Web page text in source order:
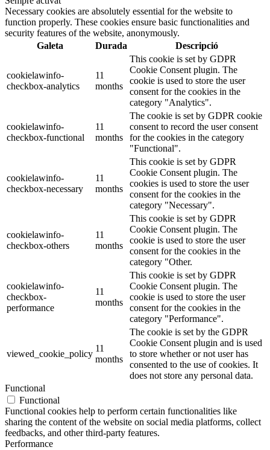
Necessary cookies are absolutely essential for the website to
function properly. These cookies ensure basic functionalities and
security features of the website, anonymously.
Galeta
Durada Descripció
cookielawinfo-
checkbox-analytics
11
months
This cookie is set by GDPR
Cookie Consent plugin. The
cookie is used to store the user
consent for the cookies in the
category "Analytics".
cookielawinfo-
checkbox-functional
11
months
The cookie is set by GDPR cookie
consent to record the user consent
for the cookies in the category
"Functional".
cookielawinfo-
checkbox-necessary
11
months
This cookie is set by GDPR
Cookie Consent plugin. The
cookies is used to store the user
consent for the cookies in the
category "Necessary".
cookielawinfo-
checkbox-others
11
months
This cookie is set by GDPR
Cookie Consent plugin. The
cookie is used to store the user
consent for the cookies in the
category "Other.
cookielawinfo-
checkbox-
performance
11
months
This cookie is set by GDPR
Cookie Consent plugin. The
cookie is used to store the user
consent for the cookies in the
category "Performance".
viewed_cookie_policy
11
months
The cookie is set by the GDPR
Cookie Consent plugin and is used
to store whether or not user has
consented to the use of cookies. It
does not store any personal data.
Functional
Functional
Functional cookies help to perform certain functionalities like
sharing the content of the website on social media platforms, collect
feedbacks, and other third-party features.
Performance